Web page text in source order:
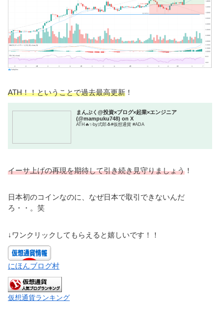
ATH！！ということで過去最高更新 ！
まんぷく@投資×ブログ×起業×エンジニア
(@mampuku748) on X
ATH🔥✨by弎郎🐧#仮想通貨 #ADA
イーサ上げの再現を期待して引き続き見守りましょう ！
日本初のコインなのに、なぜ日本で取引できないんだ
ろ・・。笑
↓ワンクリックしてもらえると嬉しいです！！
にほんブログ村
仮想通貨ランキング